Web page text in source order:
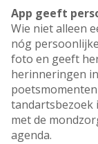
App geeft
Wie niet alleen
nóg
foto en geeft
herinneringen
tandartsbezoek
met de
agenda.